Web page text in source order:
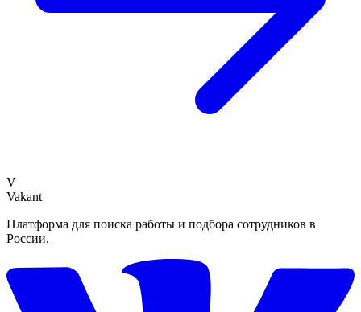
V
Vakant
Платформа для поиска работы и подбора сотрудников в
России.